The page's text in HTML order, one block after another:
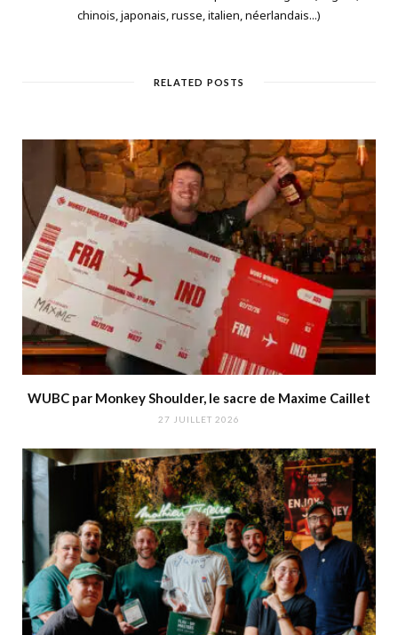
chinois, japonais, russe, italien, néerlandais...)
RELATED POSTS
WUBC par Monkey Shoulder, le sacre de Maxime Caillet
27 JUILLET 2026